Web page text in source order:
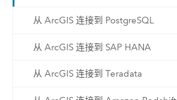
从 ArcGIS 连接到 PostgreSQL
从 ArcGIS 连接到 SAP HANA
从 ArcGIS 连接到 Teradata